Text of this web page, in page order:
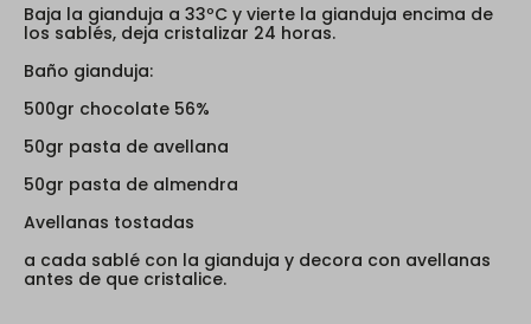
Baja la gianduja a 33ºC y vierte la gianduja encima de
los sablés, deja cristalizar 24 horas.
Baño gianduja:
500gr chocolate 56%
50gr pasta de avellana
50gr pasta de almendra
Avellanas tostadas
a cada sablé con la gianduja y decora con avellanas
antes de que cristalice.